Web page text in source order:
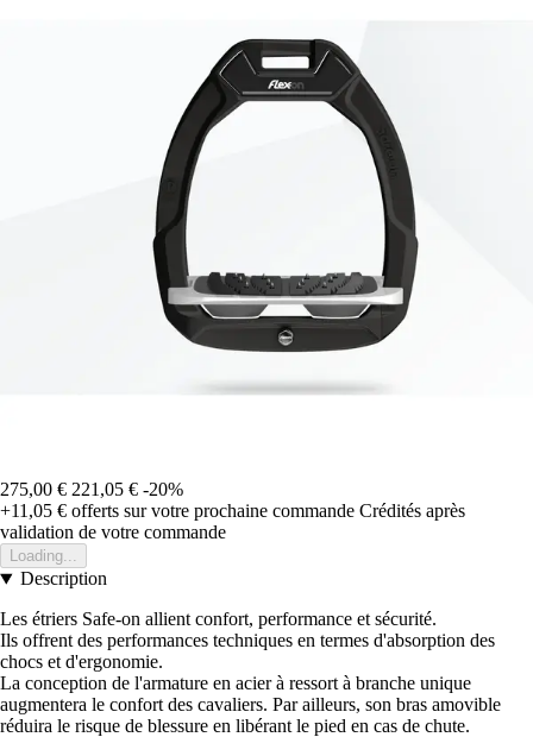
275,00 € 221,05 € -20%
+11,05 € offerts sur votre prochaine commande Crédités après
validation de votre commande
Loading...
Description
Les étriers Safe-on allient confort, performance et sécurité.
Ils offrent des performances techniques en termes d'absorption des
chocs et d'ergonomie.
La conception de l'armature en acier à ressort à branche unique
augmentera le confort des cavaliers. Par ailleurs, son bras amovible
réduira le risque de blessure en libérant le pied en cas de chute.